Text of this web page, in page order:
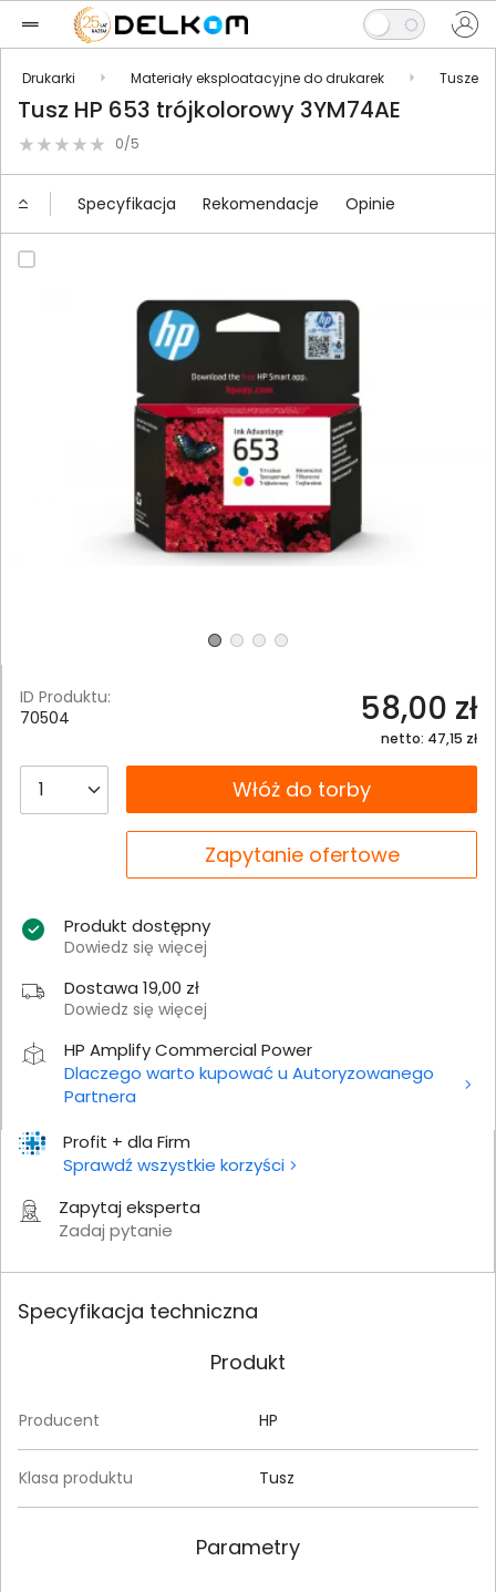
Drukarki Materiały eksploatacyjne do drukarek Tusze
Tusz HP 653 trójkolorowy 3YM74AE
0/5
Specyfikacja Rekomendacje Opinie
Profit + dla Firm
Sprawdź wszystkie korzyści
Zapytaj eksperta
Zadaj pytanie
ID Produktu:
70504
58,00 zł
netto: 47,15 zł
__B2C.PRODUCT.QUANTITYWłóż do torby
Zapytanie ofertowe
Produkt dostępny
Dowiedz się więcej
Dostawa 19,00 zł
Dowiedz się więcej
HP Amplify Commercial Power
Dlaczego warto kupować u Autoryzowanego
Partnera
Specyfikacja techniczna
Produkt
Producent HP
Klasa produktu Tusz
Parametry